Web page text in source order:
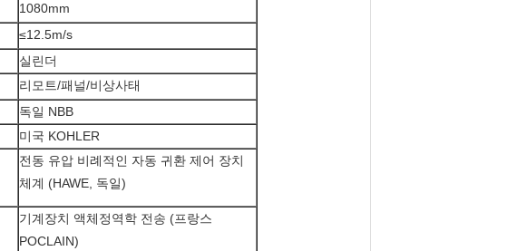
1080mm
≤12.5m/s
실린더
리모트/패널/비상사태
독일 NBB
미국 KOHLER
전동 유압 비례적인 자동 귀환 제어 장치
체계 (HAWE, 독일)
기계장치 액체정역학 전송 (프랑스
POCLAIN)